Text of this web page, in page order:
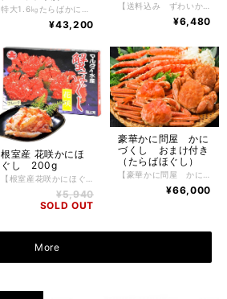
¥43,200 ¥6,480
根室産 花咲かにほ
ぐし 200g
¥5,940
SOLD OUT
豪華かに問屋 かに
づくし おまけ付き
（たらばほぐし）
【豪華かに問屋 かにづくし おまけ付き】 ボイル冷凍たらばかに足 800g 2パック ボイル冷凍ずわいに姿 600g 2尾 ボイル冷凍毛がに 400g 2尾 おまけに たらばほぐし 200g 1パック付 根室の自社工場でボイル加工した自慢の鮮度が良く、身の入りがしっかりしたかにだけを厳選し、かにの達人工場長が絶妙な塩加減と茹で時間で美味しくボイルした後、急速冷凍で旨味と鮮度を閉じ込めました。 豪華かに問屋 かにづくし おまけ付き 【お召し上がり方】 冷凍状態でお届けしますので深めの皿に甲羅を下にしてラップ等をかけ自然解凍で解凍してください。 ※電子レンジでの解凍は旨みが逃げてしまいますのでおやめ下さい。 【特定原材料】 かに・小麦 【配送方法】 冷凍便 【保存方法】 -18℃以下で保存して下さい。 解凍後は冷蔵庫で2日間、保存期間は冷凍庫で約2ヶ月。
¥66,000
More